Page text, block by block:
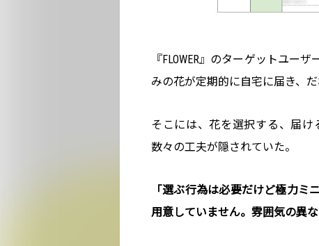
『FLOWER』のターゲットユー
みの花が定期的に自宅に届き、
そこには、花を選択する、届
数々の工夫が隠されていた。
「選ぶ行為は必要だけど極力
用意していません。雰囲気の異